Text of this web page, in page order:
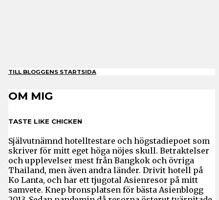
TILL BLOGGENS STARTSIDA
OM MIG
TASTE LIKE CHICKEN
Självutnämnd hotelltestare och högstadiepoet som
skriver för mitt eget höga nöjes skull. Betraktelser
och upplevelser mest från Bangkok och övriga
Thailand, men även andra länder. Drivit hotell på
Ko Lanta, och har ett tjugotal Asienresor på mitt
samvete. Knep bronsplatsen för bästa Asienblogg